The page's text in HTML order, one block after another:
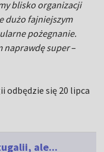
blisko organizacji
dużo fajniejszym
pożegnanie.
naprawdę super–
odbędzie się 20 lipca
ale...